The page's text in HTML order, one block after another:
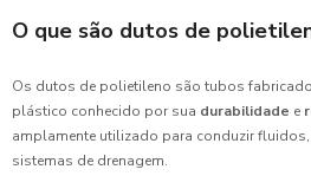
O que são dutos de
Os dutos de polietileno são tubos
plástico conhecido por sua durabilidade e
amplamente utilizado para conduzir
sistemas de drenagem.